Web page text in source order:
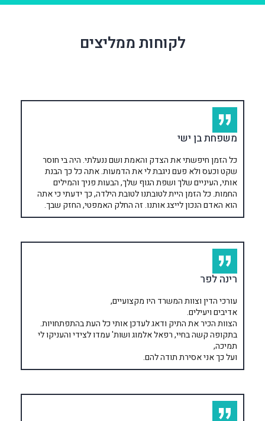
לקוחות ממליצים
משפחת בן ישי
כל הזמן חיפשתי את הצדק והאמת ושם ננעלתי. היה בי חוסר
שקט וכעס ולא פעם ניגבת לי את הדמעות. אתה כל כך הבנת
אותי, העיניים שלך ושפת הגוף שלך, הבעות פניך והמילים
החמות. כל הזמן היית לטובתנו לטובת הילדה, כך ידעתי כי אתה
הוא האדם הנכון לייצג אותנו. זה החלק האמפטי, החזק שבך.
רינה לפר
עורכי הדין וצוות המשרד היו מקצועיים,
אדיבים ויעילים.
הצוות הכיר את התיק ודאג לעדכן אותי כל העת בהתפתחויות.
בתקופה קשה בחיי, רפאל אלמוג ושות' עמדו לצידי והעניקו לי
תמיכה,
ועל כך אני אסירת תודה להם.